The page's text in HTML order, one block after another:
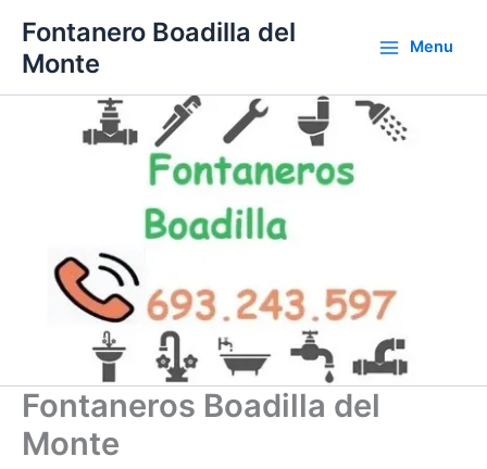
contenido
Fontanero Boadilla del
Monte
Menu
Fontaneros Boadilla del
Monte